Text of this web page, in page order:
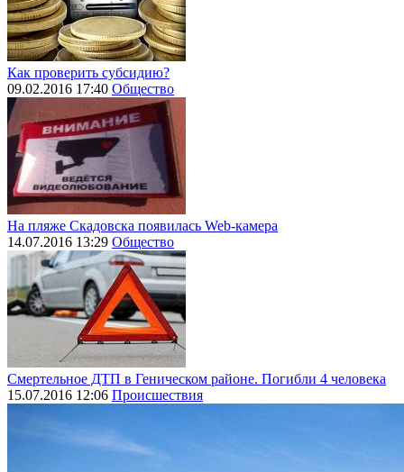
Как проверить субсидию?
09.02.2016 17:40 Общество
На пляже Скадовска появилась Web-камера
14.07.2016 13:29 Общество
Смертельное ДТП в Геническом районе. Погибли 4 человека
15.07.2016 12:06 Происшествия